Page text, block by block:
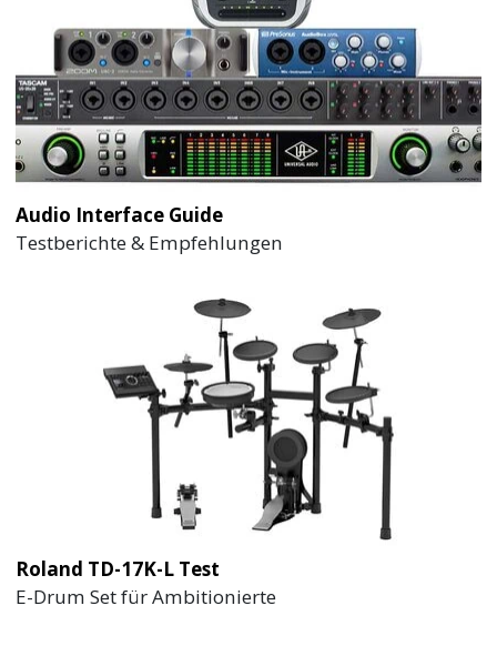
Audio Interface Guide
Testberichte & Empfehlungen
Roland TD-17K-L Test
E-Drum Set für Ambitionierte